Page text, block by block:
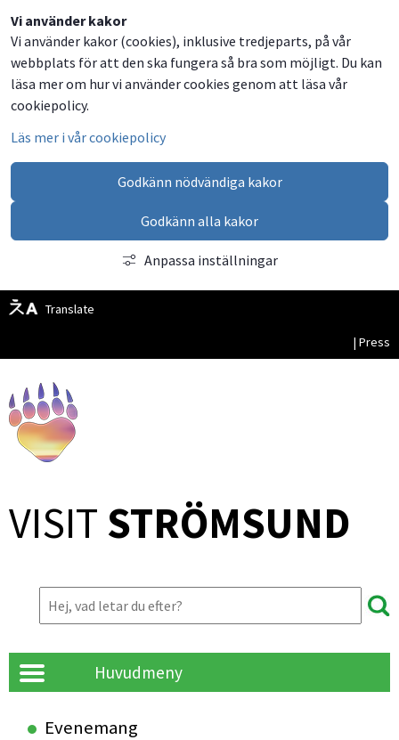
Vi använder kakor
Vi använder kakor (cookies), inklusive tredjeparts, på vår
webbplats för att den ska fungera så bra som möjligt. Du kan
läsa mer om hur vi använder cookies genom att läsa vår
cookiepolicy.
Läs mer i vår cookiepolicy
Godkänn nödvändiga kakor
Godkänn alla kakor
Anpassa inställningar
Translate
| Press
VISIT STRÖMSUND
Huvudmeny
Evenemang
Dela
på
Facebook
Dela
på
Twitter
Dela
på
LinkedIn
Dela
via
email
Besök
oss
på
Facebook